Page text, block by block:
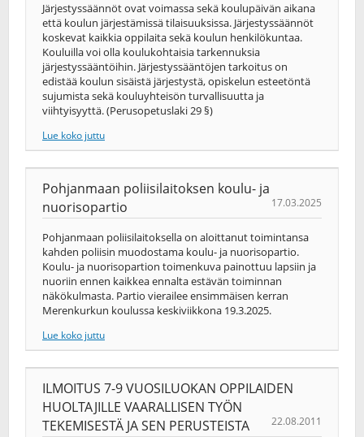
Järjestyssäännöt ovat voimassa sekä koulupäivän aikana
että koulun järjestämissä tilaisuuksissa. Järjestyssäännöt
koskevat kaikkia oppilaita sekä koulun henkilökuntaa.
Kouluilla voi olla koulukohtaisia tarkennuksia
järjestyssääntöihin. Järjestyssääntöjen tarkoitus on
edistää koulun sisäistä järjestystä, opiskelun esteetöntä
sujumista sekä kouluyhteisön turvallisuutta ja
viihtyisyyttä. (Perusopetuslaki 29 §)
Lue koko juttu
Pohjanmaan poliisilaitoksen koulu- ja
nuorisopartio
17.03.2025
Pohjanmaan poliisilaitoksella on aloittanut toimintansa
kahden poliisin muodostama koulu- ja nuorisopartio.
Koulu- ja nuorisopartion toimenkuva painottuu lapsiin ja
nuoriin ennen kaikkea ennalta estävän toiminnan
näkökulmasta. Partio vierailee ensimmäisen kerran
Merenkurkun koulussa keskiviikkona 19.3.2025.
Lue koko juttu
ILMOITUS 7-9 VUOSILUOKAN OPPILAIDEN
HUOLTAJILLE VAARALLISEN TYÖN
TEKEMISESTÄ JA SEN PERUSTEISTA
22.08.2011